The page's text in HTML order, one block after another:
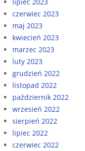
czerwiec 2023
maj 2023
kwiecień 2023
marzec 2023
luty 2023
grudzień 2022
listopad 2022
październik 2022
wrzesień 2022
sierpień 2022
lipiec 2022
czerwiec 2022